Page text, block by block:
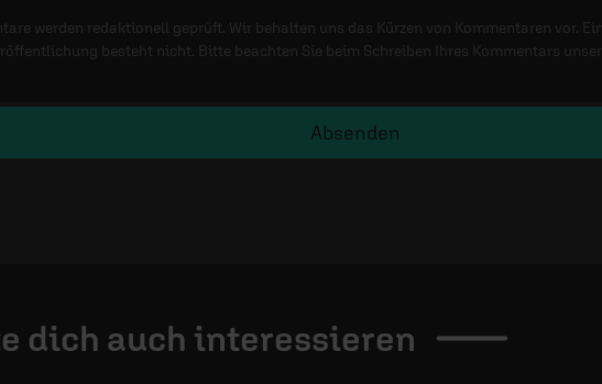
werden redaktionell geprüft. Wir behalten uns das Kürzen von Kommentaren vor. Ein
besteht nicht. Bitte beachten Sie beim Schreiben Ihres Kommentars
Absenden
dich auch interessieren